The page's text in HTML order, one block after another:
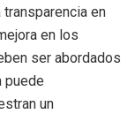
transparencia en
en los
ser abordados
puede
un